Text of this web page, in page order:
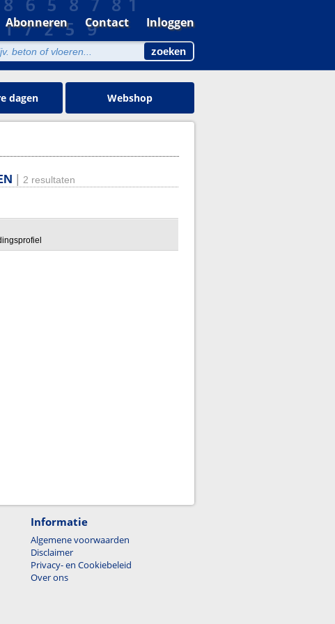
Abonneren Contact Inloggen
dagen Webshop
2 resultaten
Informatie
Algemene voorwaarden
Disclaimer
Privacy- en Cookiebeleid
Over ons